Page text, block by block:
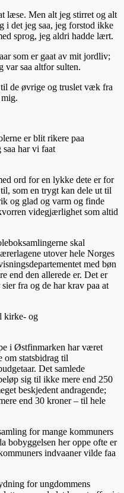
læse. Men alt jeg stirret og alt
i det jeg saa, jeg forstod ikke
sprog, jeg aldri hadde lært.
som er gaat av mit jordliv;
var saa altfor sulten.
til de øvrige og truslet væk fra
er blit rikere paa
har vi faat
ord for en lykke dete er for
som en trygt kan dele ut til
og glad og varm og finde
videgjærlighet som altid
skal
utover hele Norges
med bøn
end den allerede er. Det er
fra og de har krav paa at
kirke- og
i Østfinmarken har været
om statsbidrag til
Det samlede
sig til ikke mere end 250
beskjedent andragende;
end 30 kroner – til hele
for mange kommuners
bobyggelsen her oppe ofte er
indvaaner vilde faa
for ungdommens